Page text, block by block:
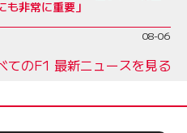
も非常に重要」
08-06
てのF1 最新ニュースを見る